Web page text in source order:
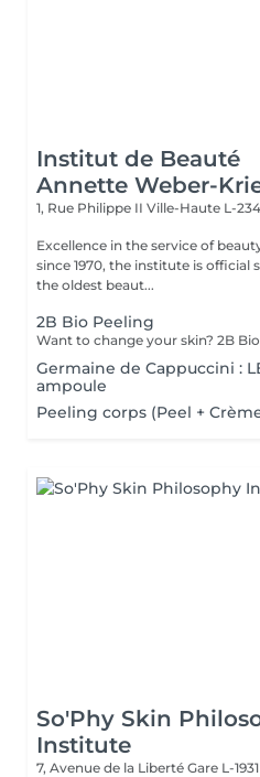
Institut de Beauté
Annette Weber-
1, Rue Philippe II Ville-Haute L-
Excellence in the service of beauty! Located in the city
since 1970, the institute is official
the oldest beaut...
2B Bio Peeling
Germaine de Cappuccini :
ampoule
Peeling corps (Peel +
So'Phy Skin
Institute
7, Avenue de la Liberté Gare L-1931